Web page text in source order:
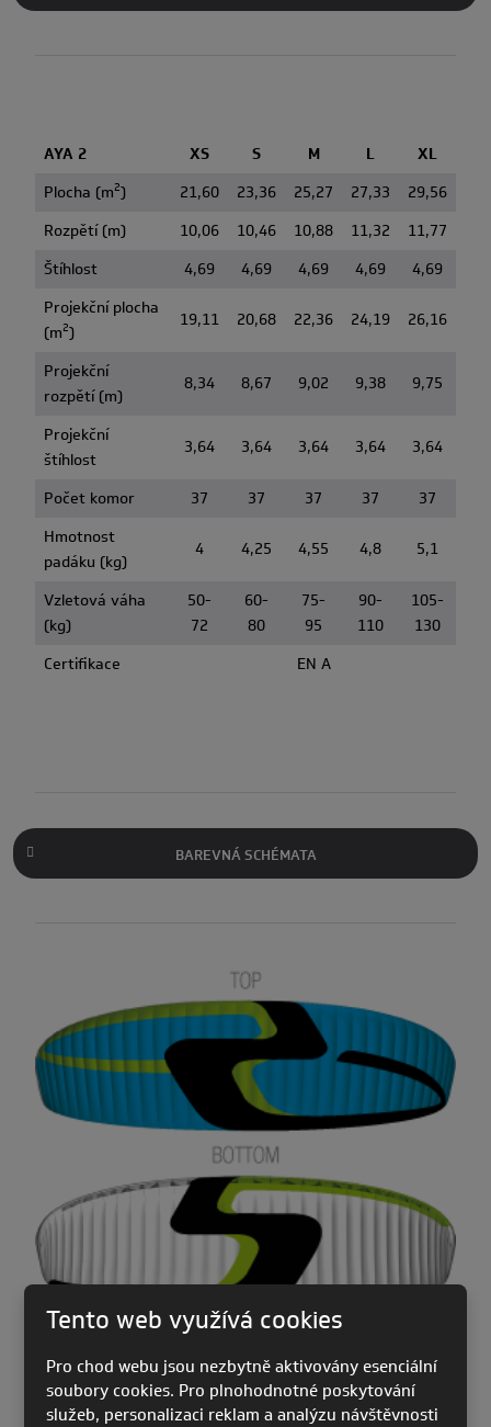
AYA 2 XS S M L
XL
Plocha (m2) 21,60 23,36 25,27 27,33
29,56
Rozpětí (m)
10,06 10,46 10,88 11,32
11,77
Štíhlost
4,69 4,69 4,69 4,69
4,69
Projekční plocha
(m2)
19,11 20,68 22,36 24,19 26,16
Projekční
rozpětí (m)
8,34 8,67 9,02 9,38 9,75
Projekční
štíhlost
3,64 3,64 3,64 3,64 3,64
Počet komor 37 37 37 37
37
Hmotnost
padáku (kg)
4 4,25 4,55 4,8 5,1
Vzletová váha
(kg)
50-
72
60-
80
75-
95
90-
110
105-
130
Certifikace
EN A
BAREVNÁ SCHÉMATA
Tento web využívá cookies
Pro chod webu jsou nezbytně aktivovány esenciální
soubory cookies. Pro plnohodnotné poskytování
služeb, personalizaci reklam a analýzu návštěvnosti